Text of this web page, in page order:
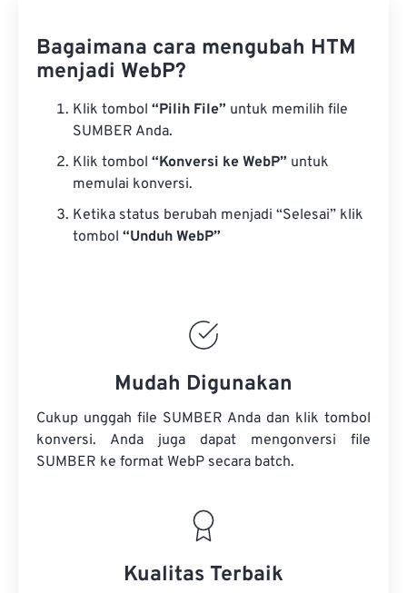
Bagaimana cara mengubah HTM
menjadi WebP?
Klik tombol “Pilih File” untuk memilih file
SUMBER Anda.
Klik tombol “Konversi ke WebP” untuk
memulai konversi.
Ketika status berubah menjadi “Selesai” klik
tombol “Unduh WebP”
Mudah Digunakan
Cukup unggah file SUMBER Anda dan klik tombol
konversi. Anda juga dapat mengonversi file
SUMBER ke format WebP secara batch.
Kualitas Terbaik